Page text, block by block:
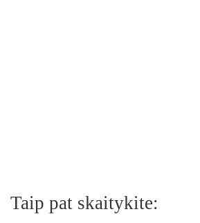
Taip pat skaitykite: